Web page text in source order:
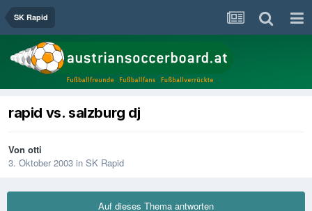
SK Rapid
rapid vs. salzburg dj
Von otti
3. Oktober 2003 in SK Rapid
Auf dieses Thema antworten